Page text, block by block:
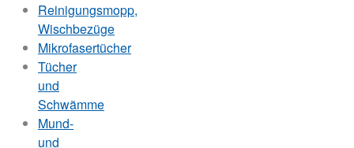
Reinigungsmopp,
Wischbezüge
Mikrofasertücher
Tücher
und
Schwämme
Mund-
und